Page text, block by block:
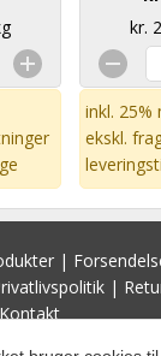
kr.
inkl. 25%
ekskl.
|
|
Kontakt